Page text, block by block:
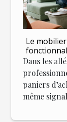
Le
Dans les
paniers
même